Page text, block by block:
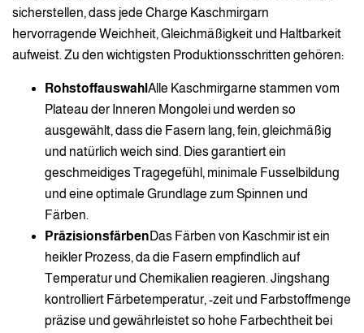
sicherstellen, dass jede Charge Kaschmirgarn
hervorragende Weichheit, Gleichmäßigkeit und Haltbarkeit
aufweist. Zu den wichtigsten Produktionsschritten gehören:
Rohstoffauswahl Alle Kaschmirgarne stammen vom
Plateau der Inneren Mongolei und werden so
ausgewählt, dass die Fasern lang, fein, gleichmäßig
und natürlich weich sind. Dies garantiert ein
geschmeidiges Tragegefühl, minimale Fusselbildung
und eine optimale Grundlage zum Spinnen und
Färben.
PräzisionsfärbenDas Färben von Kaschmir ist ein
heikler Prozess, da die Fasern empfindlich auf
Temperatur und Chemikalien reagieren. Jingshang
kontrolliert Färbetemperatur, -zeit und Farbstoffmenge
präzise und gewährleistet so hohe Farbechtheit bei